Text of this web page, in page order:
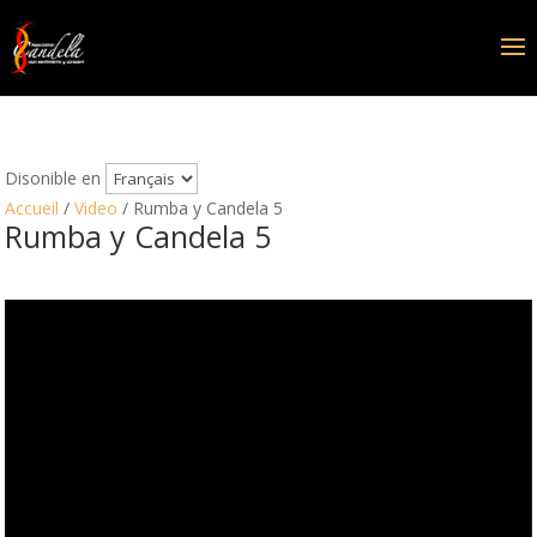
Disonible en
Accueil /Video / Rumba y Candela 5
Rumba y Candela 5